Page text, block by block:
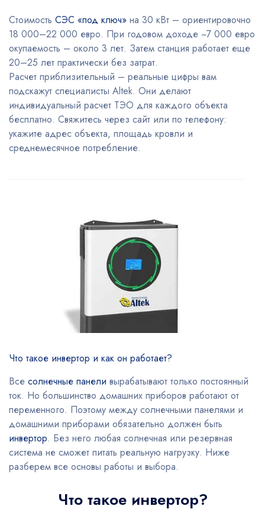
Стоимость СЭС «под ключ» на 30 кВт – ориентировочно
18 000–22 000 евро. При годовом доходе ~7 000 евро
окупаемость – около 3 лет. Затем станция работает еще
20–25 лет практически без затрат.
Расчет приблизительный – реальные цифры вам
подскажут специалисты Altek. Они делают
индивидуальный расчет ТЭО для каждого объекта
бесплатно. Свяжитесь через сайт или по телефону:
укажите адрес объекта, площадь кровли и
среднемесячное потребление.
Что такое инвертор и как он работает?
Все солнечные панели вырабатывают только постоянный
ток. Но большинство домашних приборов работают от
переменного. Поэтому между солнечными панелями и
домашними приборами обязательно должен быть
инвертор. Без него любая солнечная или резервная
система не сможет питать реальную нагрузку. Ниже
разберем все основы работы и выбора.
Что такое инвертор?